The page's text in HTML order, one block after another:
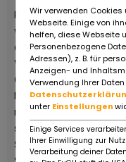
Ruote da Sogno, ist
von Oldtimern und
außergewöhnliche
Valley besuchen. Der
Quadratmetern
Motorrädern aller
restauriert und
sowie eine wichtige
Supercar- und
Wir verwenden
Webseite. Einige von
helfen, diese Webseite
Personenbezogene
Adressen), z. B. für
Anzeigen- und
Verwendung Ihrer
unter Einstellungen
Einige Services
Ihrer Einwilligung zur
Verarbeitung deiner